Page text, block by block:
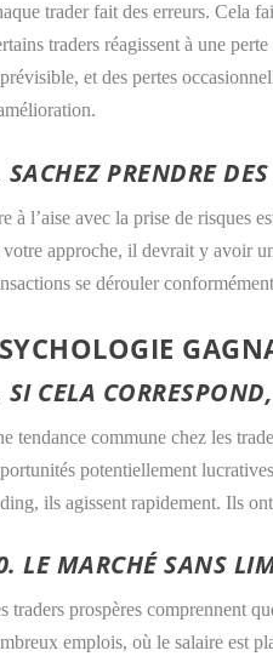
trader fait des erreurs. Cela
traders réagissent à une
et des pertes
PRENDRE
à l’aise avec la prise de risques
votre approche, il devrait y avoir
se dérouler
SI CELA
tendance commune chez les
potentiellement
ils agissent rapidement. Ils
LE MARCHÉ SANS
traders prospères comprennent
emplois, où le salaire est